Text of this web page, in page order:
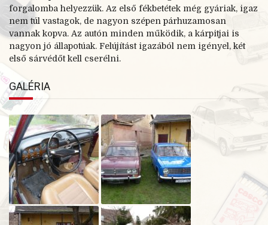
forgalomba helyezzük. Az első fékbetétek még gyáriak, igaz
nem túl vastagok, de nagyon szépen párhuzamosan
vannak kopva. Az autón minden működik, a kárpitjai is
nagyon jó állapotúak. Felújítást igazából nem igényel, két
első sárvédőt kell cserélni.
GALÉRIA